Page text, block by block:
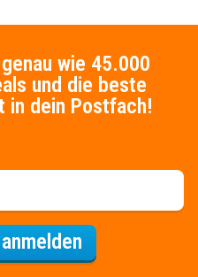
wie 45.000
und die beste
in dein Postfach!
Für den